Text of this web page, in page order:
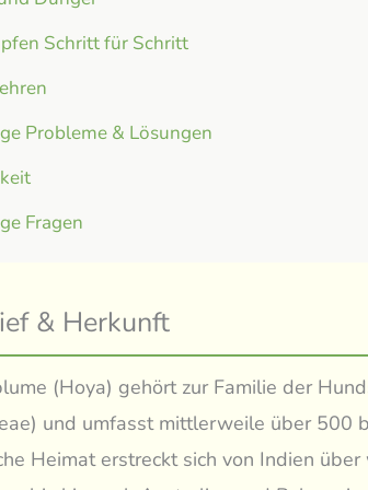
Schritt für Schritt
Probleme & Lösungen
Fragen
& Herkunft
(Hoya) gehört zur Familie der
und umfasst mittlerweile über 500
Heimat erstreckt sich von Indien über